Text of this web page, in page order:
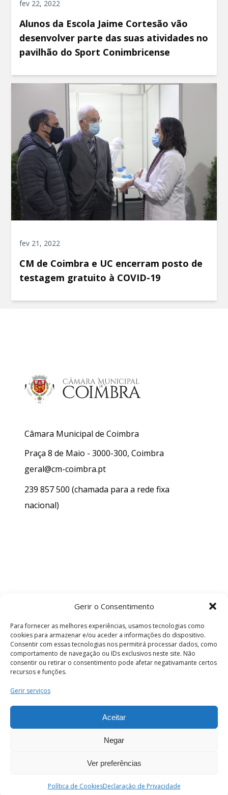
Gerir o Consentimento
Para fornecer as melhores experiências, usamos tecnologias como
cookies para armazenar e/ou aceder a informações do dispositivo.
Consentir com essas tecnologias nos permitirá processar dados, como
comportamento de navegação ou IDs exclusivos neste site. Não
consentir ou retirar o consentimento pode afetar negativamante certos
recursos e funções.
Gerir serviços
Aceitar
Negar
Ver preferências
Política de CookiesDeclaração de Privacidade
fev 22, 2022
Alunos da Escola Jaime Cortesão vão
desenvolver parte das suas atividades no
pavilhão do Sport Conimbricense
fev 21, 2022
CM de Coimbra e UC encerram posto de
testagem gratuito à COVID-19
Câmara Municipal de Coimbra
Praça 8 de Maio - 3000-300, Coimbra
geral@cm-coimbra.pt
239 857 500 (chamada para a rede fixa
nacional)
Termos e Condições
os direitos reservados.